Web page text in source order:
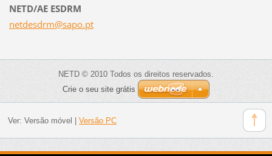
NETD/AE ESDRM
netdesdrm@sapo.pt
NETD © 2010 Todos os direitos reservados.
Crie o seu site grátis
Ver: Versão móvel Versão PC